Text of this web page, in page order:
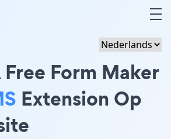
Form Maker
Extension Op